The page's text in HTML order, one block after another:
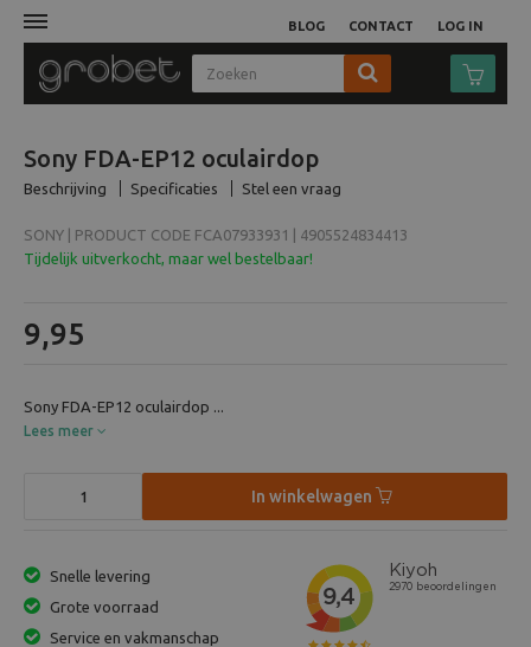
LOG IN
BLOG CONTACT
Fotocamera
Objectieven
Statieven
Studio
Sony FDA-EP12 oculairdop
Beschrijving Specificaties Stel een vraag
SONY | PRODUCT CODE FCA07933931 | 4905524834413
Tijdelijk uitverkocht, maar wel bestelbaar!
9,95
Sony FDA-EP12 oculairdop ...
Lees meer
In winkelwagen
Snelle levering
Grote voorraad
Service en vakmanschap